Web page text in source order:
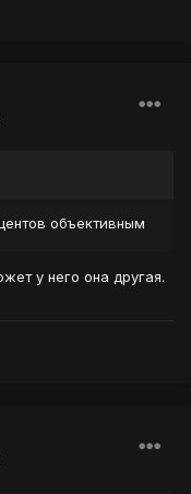
объективным
у него она другая.